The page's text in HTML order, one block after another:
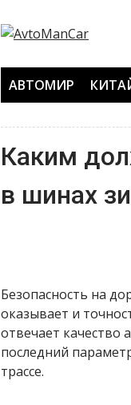
АВТОМИР
Каким
в шинах
Безопасность на
оказывает и
отвечает
последний
трассе.